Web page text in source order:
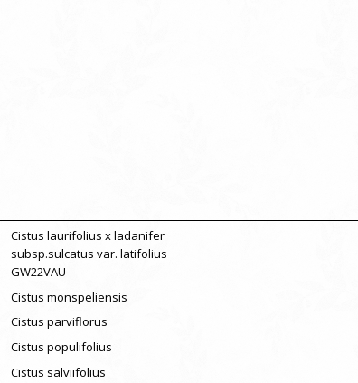
Cistus laurifolius x ladanifer
subsp.sulcatus var. latifolius
GW22VAU
Cistus monspeliensis
Cistus parviflorus
Cistus populifolius
Cistus salviifolius